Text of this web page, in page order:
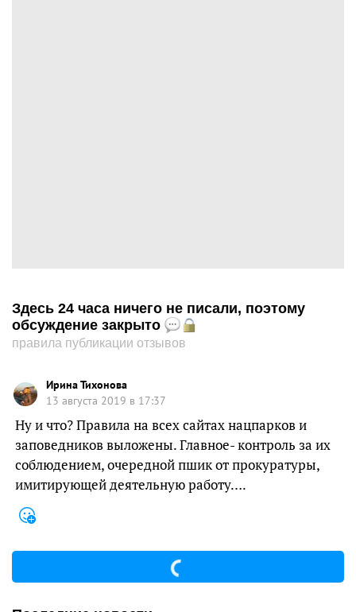
Здесь 24 часа ничего не писали, поэтому
обсуждение закрыто
правила публикации отзывов
Ирина Тихонова
13 августа 2019 в 17:37
Ну и что? Правила на всех сайтах нацпарков и
заповедников выложены. Главное- контроль за их
соблюдением, очередной пшик от прокуратуры,
имитирующей деятельную работу….